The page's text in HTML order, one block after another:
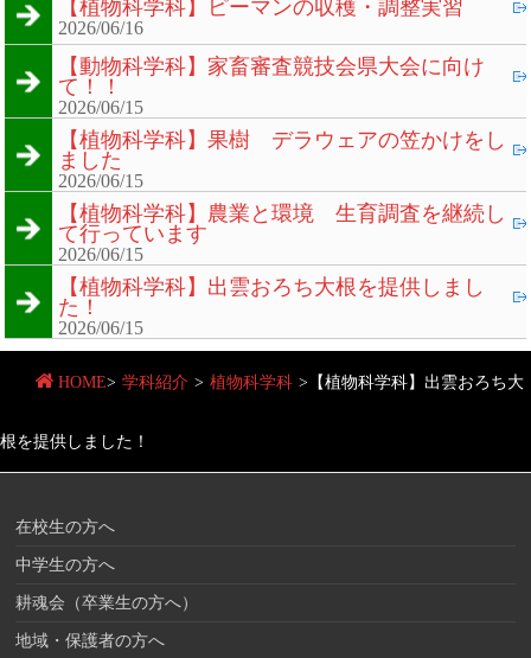
【植物科学科】ピーマンの収穫・調整実習
2026/06/16
【動物科学科】家畜審査競技会県大会に向け
て！！
2026/06/15
【植物科学科】果樹 デラウェアの笠かけをし
ました
2026/06/15
【植物科学科】農業と環境 生育調査を継続し
て行っています
2026/06/15
【植物科学科】出雲おろち大根を提供しまし
た！
2026/06/15
HOME> 学科紹介 > 植物科学科 > 【植物科学科】出雲おろち大
根を提供しました！
在校生の方へ
中学生の方へ
耕魂会（卒業生の方へ）
地域・保護者の方へ